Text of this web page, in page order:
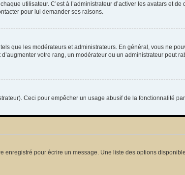
utilisateur. C’est à l’administrateur d’activer les avatars et
pour lui demander ses raisons.
que les modérateurs et administrateurs. En général, vous ne
votre rang, un modérateur ou un administrateur peut
Ceci pour empêcher un usage abusif de la fonctionnalité
pour écrire un message. Une liste des options